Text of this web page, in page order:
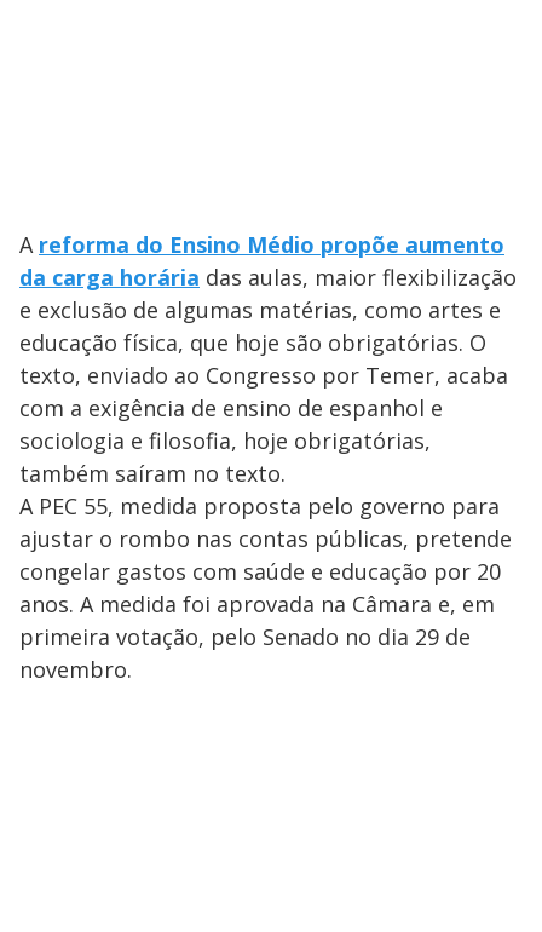
A reforma do Ensino Médio propõe aumento
da carga horária das aulas, maior flexibilização
e exclusão de algumas matérias, como artes e
educação física, que hoje são obrigatórias. O
texto, enviado ao Congresso por Temer, acaba
com a exigência de ensino de espanhol e
sociologia e filosofia, hoje obrigatórias,
também saíram no texto.
A PEC 55, medida proposta pelo governo para
ajustar o rombo nas contas públicas, pretende
congelar gastos com saúde e educação por 20
anos. A medida foi aprovada na Câmara e, em
primeira votação, pelo Senado no dia 29 de
novembro.